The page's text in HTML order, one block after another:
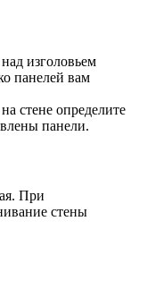
изголовьем
панелей вам
стене определите
панели.
При
стены